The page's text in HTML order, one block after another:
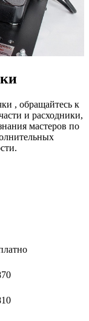
, обращайтесь к
и расходники,
мастеров по